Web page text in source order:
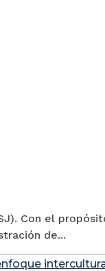
Con el
de...